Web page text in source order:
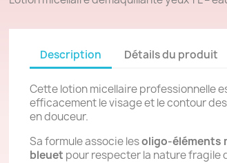
Description Détails du produit
Cette lotion micellaire professionnelle
efficacement le visage et le contour
en douceur.
Sa formule associe lesoligo-éléments
bleuet pour respecter la nature fragile